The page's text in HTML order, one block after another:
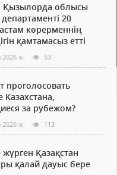
Қызылорда облысы
20
көрерменнің
қамтамасыз етті
ж. 53
проголосовать
Казахстана,
за рубежом?
ж. 113
Қазақстан
қалай дауыс бере